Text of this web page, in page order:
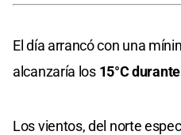
El día arrancó con una
alcanzaría los15°C
Los vientos, del norte